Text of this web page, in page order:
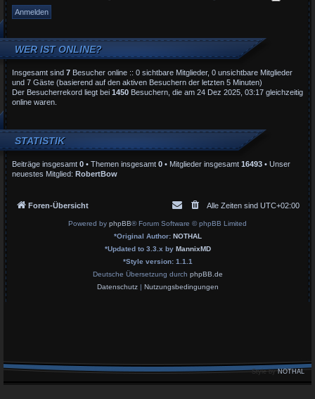
WER IST ONLINE?
Insgesamt sind 7 Besucher online :: 0 sichtbare Mitglieder, 0 unsichtbare Mitglieder
und 7 Gäste (basierend auf den aktiven Besuchern der letzten 5 Minuten)
Der Besucherrekord liegt bei 1450 Besuchern, die am 24 Dez 2025, 03:17 gleichzeitig
online waren.
STATISTIK
Beiträge insgesamt 0 • Themen insgesamt 0 • Mitglieder insgesamt 16493 • Unser
neuestes Mitglied: RobertBow
Foren-Übersicht Alle Zeiten sind UTC+02:00
Powered by phpBB® Forum Software © phpBB Limited
*Original Author: NOTHAL
*Updated to 3.3.x by MannixMD
*Style version: 1.1.1
Deutsche Übersetzung durch phpBB.de
Datenschutz| Nutzungsbedingungen
Style byNOTHAL